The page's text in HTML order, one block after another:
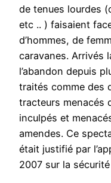
de tenues lourdes
etc .. ) faisaient
d’hommes, de
caravanes. Arrivés
l’abandon depuis
traités comme des
tracteurs menacés
inculpés et
amendes. Ce
était justifié par
2007 sur la